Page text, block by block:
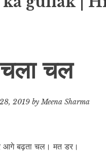
चला चल
2019 byMeena Sharma
आगे बढ़ता चल। मत डर।